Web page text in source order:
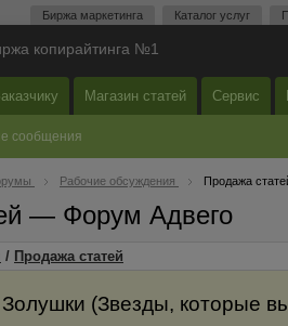
Биржа маркетинга Каталог услуг
копирайтинга №1
Магазин статей Сервис
сообщения
Рабочие обсуждения Продажа
— Форум Адвего
/ Продажа статей
(Звезды, которые